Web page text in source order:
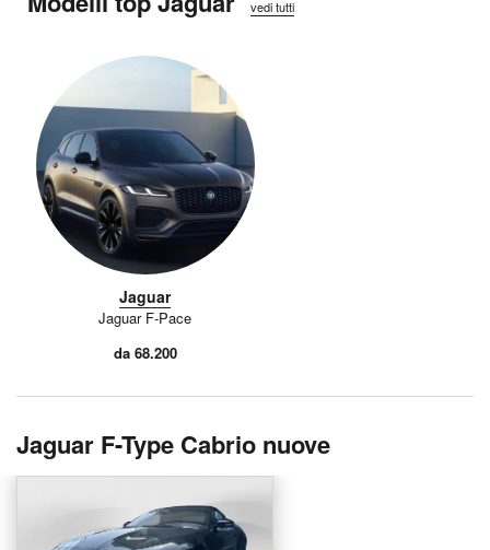
vedi tutti
Jaguar
Jaguar F-Pace
da 68.200
Jaguar F-Type Cabrio nuove